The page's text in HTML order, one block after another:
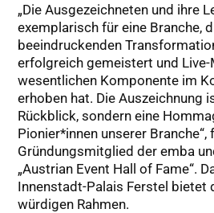
„Die Ausgezeichneten und ihre
exemplarisch für eine Branche,
beeindruckenden
erfolgreich gemeistert und
wesentlichen Komponente im
erhoben hat. Die Auszeichnung
Rückblick, sondern eine
Pionier*innen unserer
Gründungsmitglied der emba
„Austrian Event Hall of Fame“.
Innenstadt-Palais Ferstel bietet
würdigen Rahmen.